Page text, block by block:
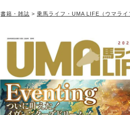
書籍・雑誌 乗馬ライフ・UMA LIFE（ウマライ